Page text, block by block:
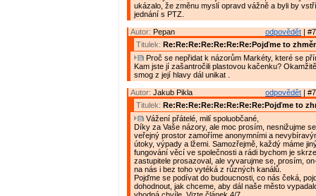
ukázalo, že změnu myslí opravd vážně a byli by
jednání s PTZ.
odpovědět |
Autor: Pepan
Titulek: Re:Re:Re:Re:Re:Re:Re:Pojďme to
Proč se nepřidat k názorům Markéty, které se
Kam jste jí zašantročili plastovou kačenku?
smog z její hlavy dál unikat .
odpovědět |
Autor: Jakub Pikla
Titulek: Re:Re:Re:Re:Re:Re:Re:Re:Pojďme to
Vážení přátelé, milí spoluobčané,
Díky za Vaše názory, ale moc prosím, nesnižujme
veřejný prostor zamoříme anonymními a
útoky, výpady a lžemi. Samozřejmě, každý máme
fungování věcí ve společnosti a rádi bychom je
zastupitele prosazoval, ale vyvarujme se, prosím,
na nás i bez toho vytéká z různých kanálů.
Pojďme se podívat do budoucnosti, co nás čeká,
dohodnout, jak chceme, aby dál naše město